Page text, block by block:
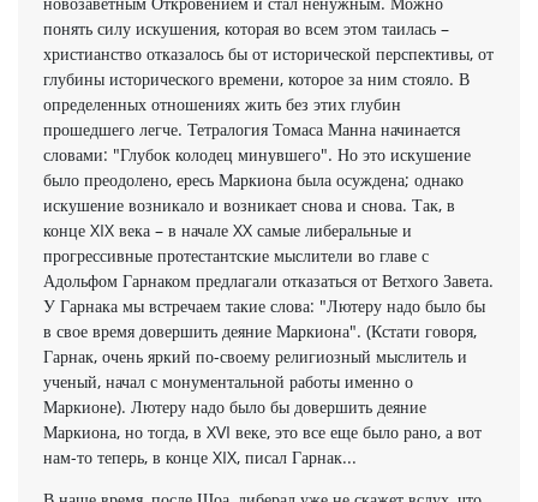
понять силу искушения, которая во всем этом таилась –
христианство отказалось бы от исторической перспективы, от
глубины исторического времени, которое за ним стояло. В
определенных отношениях жить без этих глубин
прошедшего легче. Тетралогия Томаса Манна начинается
словами: "Глубок колодец минувшего". Но это искушение
было преодолено, ересь Маркиона была осуждена; однако
искушение возникало и возникает снова и снова. Так, в
конце XIX века – в начале XX самые либеральные и
прогрессивные протестантские мыслители во главе с
Адольфом Гарнаком предлагали отказаться от Ветхого Завета.
У Гарнака мы встречаем такие слова: "Лютеру надо было бы
в свое время довершить деяние Маркиона". (Кстати говоря,
Гарнак, очень яркий по-своему религиозный мыслитель и
ученый, начал с монументальной работы именно о
Маркионе). Лютеру надо было бы довершить деяние
Маркиона, но тогда, в XVI веке, это все еще было рано, а вот
нам-то теперь, в конце XIX, писал Гарнак...